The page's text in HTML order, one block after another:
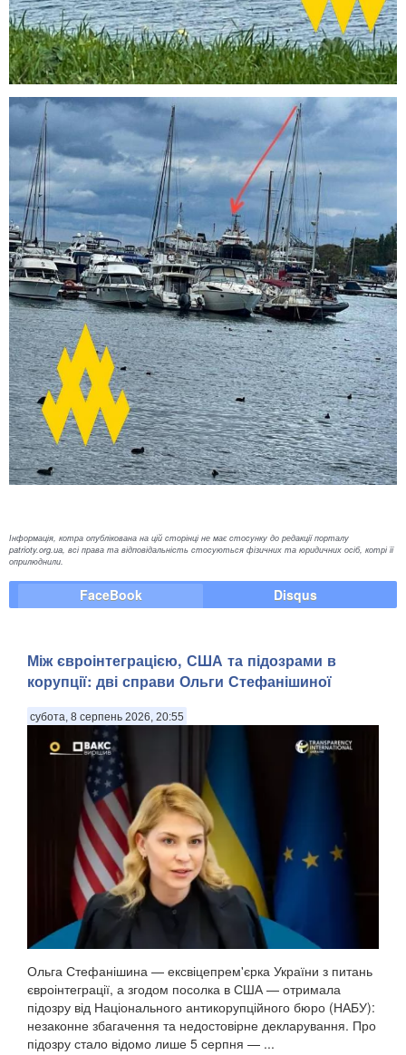
Інформація, котра опублікована на цій сторінці не має стосунку до редакції порталу
patrioty.org.ua, всі права та відповідальність стосуються фізичних та юридичних осіб, котрі її
оприлюднили.
FaceBook Disqus
Між євроінтеграцією, США та підозрами в
корупції: дві справи Ольги Стефанішиної
субота, 8 серпень 2026, 20:55
Ольга Стефанішина — ексвіцепрем'єрка України з питань
євроінтеграції, а згодом посолка в США — отримала
підозру від Національного антикорупційного бюро (НАБУ):
незаконне збагачення та недостовірне декларування. Про
підозру стало відомо лише 5 серпня — ...